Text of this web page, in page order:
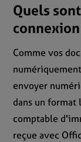
Quels
Comme vos
envoyer
dans un
comptable
reçue avec